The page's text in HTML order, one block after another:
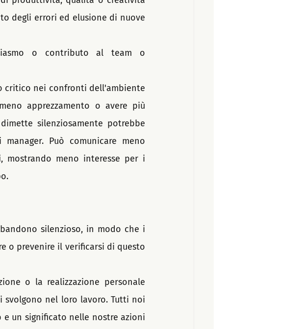
degli errori ed elusione di nuove
o contributo al team o
critico nei confronti dell'ambiente
apprezzamento o avere più
silenziosamente potrebbe
Può comunicare meno
mostrando meno interesse per i
silenzioso, in modo che i
o prevenire il verificarsi di questo
o la realizzazione personale
nel loro lavoro. Tutti noi
un significato nelle nostre azioni